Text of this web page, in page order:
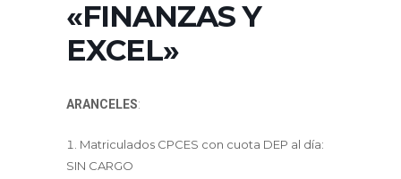
«FINANZAS Y
EXCEL»
ARANCELES:
Matriculados CPCES con cuota DEP al día:
SIN CARGO